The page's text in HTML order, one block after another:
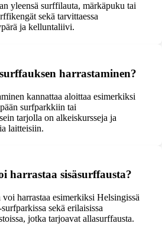
yleensä surffilauta, märkäpuku tai
sekä tarvittaessa
ja kelluntaliivi.
harrastaminen?
kannattaa aloittaa esimerkiksi
surfparkkiin tai
tarjolla on alkeiskursseja ja
laitteisiin.
harrastaa sisäsurffausta?
voi harrastaa esimerkiksi Helsingissä
sekä erilaisissa
jotka tarjoavat allasurffausta.